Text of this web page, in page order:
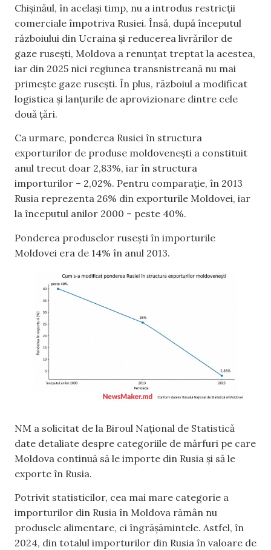
Chișinăul, în același timp, nu a introdus restricții
comerciale împotriva Rusiei. Însă, după începutul
războiului din Ucraina și reducerea livrărilor de
gaze rusești, Moldova a renunțat treptat la acestea,
iar din 2025 nici regiunea transnistreană nu mai
primește gaze rusești. În plus, războiul a modificat
logistica și lanțurile de aprovizionare dintre cele
două țări.
Ca urmare, ponderea Rusiei în structura
exporturilor de produse moldovenești a constituit
anul trecut doar 2,83%, iar în structura
importurilor – 2,02%. Pentru comparație, în 2013
Rusia reprezenta 26% din exporturile Moldovei, iar
la începutul anilor 2000 – peste 40%.
Ponderea produselor rusești în importurile
Moldovei era de 14% în anul 2013.
NM a solicitat de la Biroul Național de Statistică
date detaliate despre categoriile de mărfuri pe care
Moldova continuă să le importe din Rusia și să le
exporte în Rusia.
Potrivit statisticilor, cea mai mare categorie a
importurilor din Rusia în Moldova rămân nu
produsele alimentare, ci îngrășămintele. Astfel, în
2024, din totalul importurilor din Rusia în valoare de